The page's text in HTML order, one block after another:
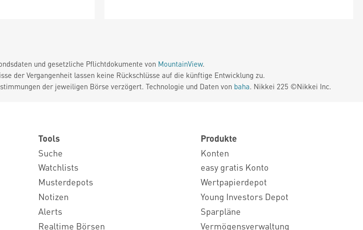
und gesetzliche Pflichtdokumente von MountainView.
der Vergangenheit lassen keine Rückschlüsse auf die künftige Entwicklung zu.
der jeweiligen Börse verzögert. Technologie und Daten von baha. Nikkei 225 ©Nikkei Inc.
Tools
Suche
Watchlists
Musterdepots
Notizen
Alerts
Realtime Börsen
Produkte
Konten
easy gratis Konto
Wertpapierdepot
Young Investors Depot
Sparpläne
Vermögensverwaltung